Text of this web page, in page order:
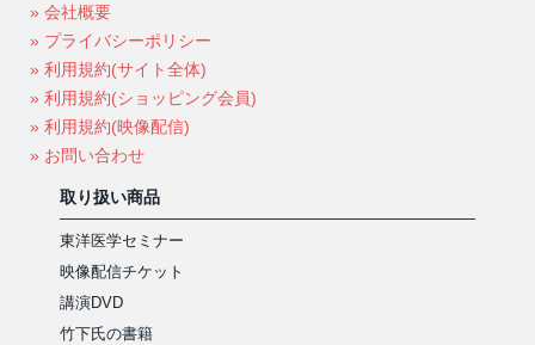
» 会社概要
» プライバシーポリシー
» 利用規約(サイト全体)
» 利用規約(ショッピング会員)
» 利用規約(映像配信)
» お問い合わせ
取り扱い商品
東洋医学セミナー
映像配信チケット
講演DVD
竹下氏の書籍